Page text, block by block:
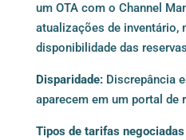
um OTA com o Channel
atualizações de inventário,
disponibilidade das
Disparidade: Discrepância
aparecem em um portal de
Tipos de tarifas